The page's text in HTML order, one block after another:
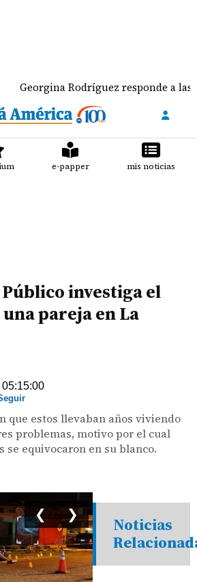
Rodríguez responde a las críticas
e-papper mis noticias
investiga el
pareja en La
que estos llevaban años viviendo
problemas, motivo por el cual
se equivocaron en su blanco.
❮ ❯
Noticias